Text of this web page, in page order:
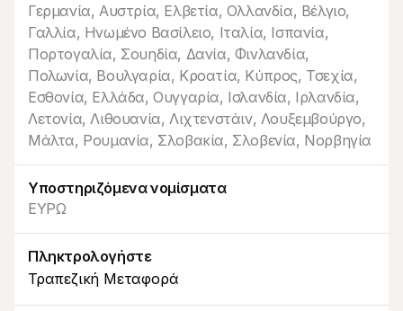
Γερμανία, Αυστρία, Ελβετία, Ολλανδία, Βέλγιο,
Γαλλία, Ηνωμένο Βασίλειο, Ιταλία, Ισπανία,
Πορτογαλία, Σουηδία, Δανία, Φινλανδία,
Πολωνία, Βουλγαρία, Κροατία, Κύπρος, Τσεχία,
Εσθονία, Ελλάδα, Ουγγαρία, Ισλανδία, Ιρλανδία,
Λετονία, Λιθουανία, Λιχτενστάιν, Λουξεμβούργο,
Μάλτα, Ρουμανία, Σλοβακία, Σλοβενία, Νορβηγία
Υποστηριζόμενα νομίσματα
ΕΥΡΩ
Πληκτρολογήστε
Τραπεζική Μεταφορά
Τεχνικοί πόροι
Πύλη προγραμματιστών
Ανακαλύψτε πόρους και ενημερώσεις για
προγραμματιστές
Βιβλιοθήκες
Ενσωματώστε το Mollie με έτοιμες βιβλιοθήκες
Κοινότητα Discord
Ελάτε στην κοινότητα των προγραμματιστών μας
Σχετικά με την Mollie
Τιμολόγηση
Μάθετε περισσότερα για την
ιστορία και τις αξίες μας
Διαβάστε τα τελευταία νέα της
Mollie
Καριέρες
Ελάτε να δουλέψετε μαζί μας -